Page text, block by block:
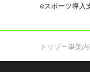
eスポーツ導入
トップ 事業